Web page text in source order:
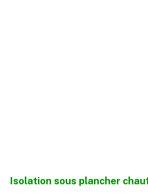
Isolation sous plancher